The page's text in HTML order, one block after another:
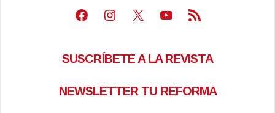
Facebook
Instagram
X Youtube
Feed RSS
SUSCRÍBETE A LA REVISTA
NEWSLETTER TU REFORMA